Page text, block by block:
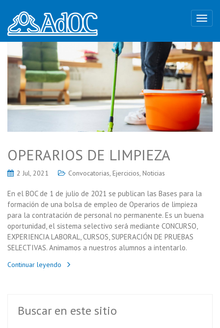
OPERARIOS DE LIMPIEZA
2 Jul, 2021 Convocatorias, Ejercicios, Noticias
En el BOC de 1 de julio de 2021 se publican las Bases para la
formación de una bolsa de empleo de Operarios de limpieza
para la contratación de personal no permanente. Es un buena
oportunidad, el sistema selectivo será mediante CONCURSO,
EXPERIENCIA LABORAL, CURSOS, SUPERACIÓN DE PRUEBAS
SELECTIVAS. Animamos a nuestros alumnos a intentarlo.
Continuar leyendo
Buscar en este sitio